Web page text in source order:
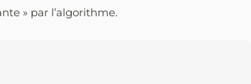
» par l’algorithme.